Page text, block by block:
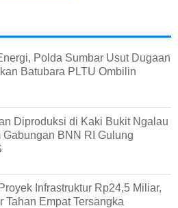
Polda Sumbar Usut Dugaan
Batubara PLTU Ombilin
Diproduksi di Kaki Bukit Ngalau
Gabungan BNN RI Gulung
Infrastruktur Rp24,5 Miliar,
Tahan Empat Tersangka